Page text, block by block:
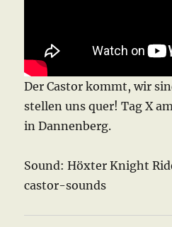
Der Castor kommt, wir
stellen uns quer! Tag X
in Dannenberg.
Sound: Höxter Knight
castor-sounds